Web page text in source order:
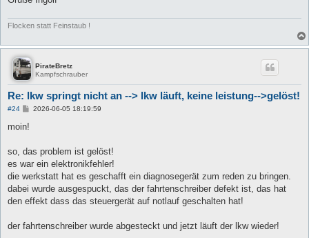
Flocken statt Feinstaub !
PirateBretz
Kampfschrauber
Re: lkw springt nicht an --> lkw läuft, keine leistung-->gelöst!
#24
B
a
2026-06-05 18:19:59
moin!
so, das problem ist gelöst!
es war ein elektronikfehler!
die werkstatt hat es geschafft ein diagnosegerät zum reden zu bringen.
dabei wurde ausgespuckt, das der fahrtenschreiber defekt ist, das hat
den effekt dass das steuergerät auf notlauf geschalten hat!
der fahrtenschreiber wurde abgesteckt und jetzt läuft der lkw wieder!